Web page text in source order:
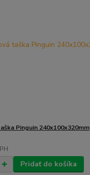
Pinguin 240x100x320mm
Pridať do košíka